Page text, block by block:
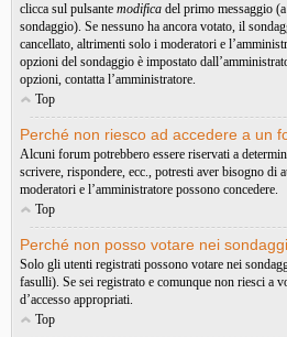
clicca sul pulsante modifica del primo messaggio
sondaggio). Se nessuno ha ancora votato, il
cancellato, altrimenti solo i moderatori e
opzioni del sondaggio è impostato
opzioni, contatta l’amministratore.
Top
Perché non riesco ad accedere a un
Alcuni forum potrebbero essere riservati a
scrivere, rispondere, ecc., potresti aver bisogno di
moderatori e l’amministratore possono concedere.
Top
Perché non posso votare nei
Solo gli utenti registrati possono votare nei
fasulli). Se sei registrato e comunque non riesci a
d’accesso appropriati.
Top